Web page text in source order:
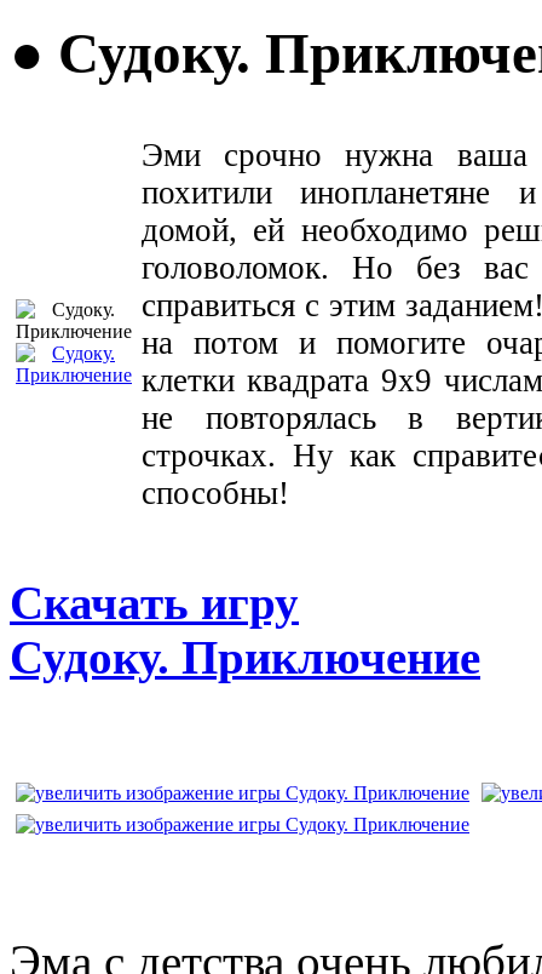
● Судоку.
Эми срочно нужна
похитили инопланетяне
домой, ей необходимо
головоломок. Но без
справиться с этим
на потом и помогите
клетки квадрата 9х9
не повторялась в
строчках. Ну как
способны!
Скачать игру
Судоку. Приключение
Эма с детства очень